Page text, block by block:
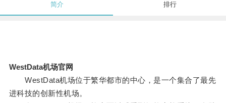
简介 排行
WestData机场官网
WestData机场位于繁华都市的中心，是一个集合了最先
进科技的创新性机场。